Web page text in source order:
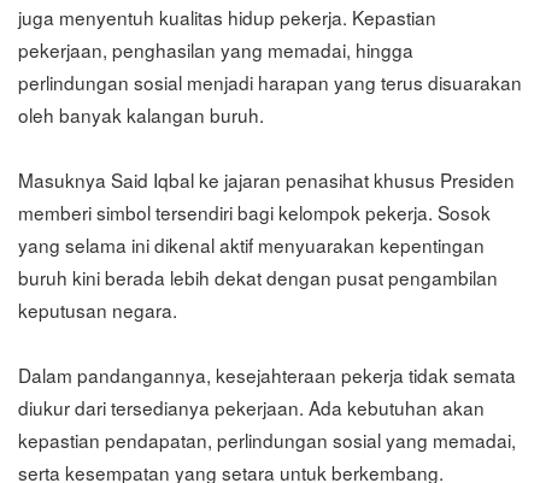
juga menyentuh kualitas hidup pekerja. Kepastian
pekerjaan, penghasilan yang memadai, hingga
perlindungan sosial menjadi harapan yang terus disuarakan
oleh banyak kalangan buruh.
Masuknya Said Iqbal ke jajaran penasihat khusus Presiden
memberi simbol tersendiri bagi kelompok pekerja. Sosok
yang selama ini dikenal aktif menyuarakan kepentingan
buruh kini berada lebih dekat dengan pusat pengambilan
keputusan negara.
Dalam pandangannya, kesejahteraan pekerja tidak semata
diukur dari tersedianya pekerjaan. Ada kebutuhan akan
kepastian pendapatan, perlindungan sosial yang memadai,
serta kesempatan yang setara untuk berkembang.